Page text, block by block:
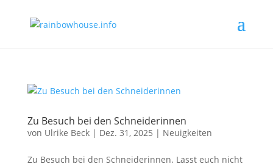
Zu Besuch bei den Schneiderinnen
von Ulrike Beck| Dez. 31, 2025 | Neuigkeiten
Zu Besuch bei den Schneiderinnen. Lasst euch nicht